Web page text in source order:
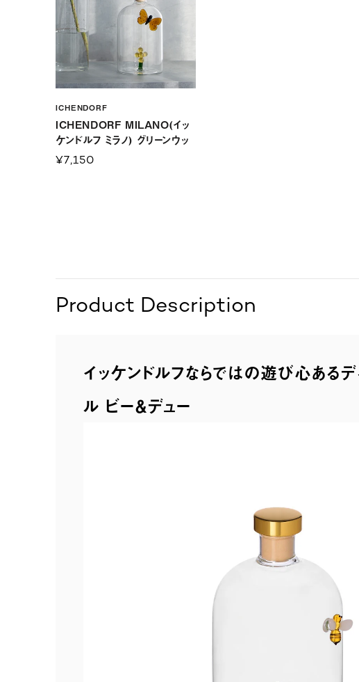
ICHENDORF
ICHENDORF MILANO(イッ
ケンドルフ ミラノ) グリーンウッ
ド ディフューザーボトル バタフ
ライ＆フラワー
¥7,150
Product Description
イッケンドルフならではの遊び心あるデ
ル ビー＆デュー